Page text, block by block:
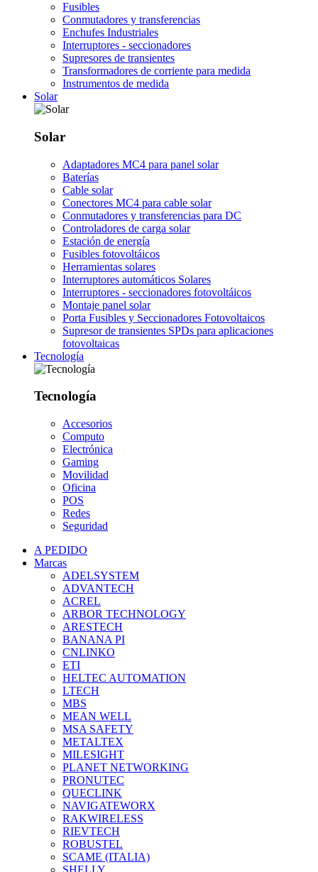
Fusibles
Conmutadores y transferencias
Enchufes Industriales
Interruptores - seccionadores
Supresores de transientes
Transformadores de corriente para medida
Instrumentos de medida
Solar
Solar
Adaptadores MC4 para panel solar
Baterías
Cable solar
Conectores MC4 para cable solar
Conmutadores y transferencias para DC
Controladores de carga solar
Estación de energía
Fusibles fotovoltáicos
Herramientas solares
Interruptores automáticos Solares
Interruptores - seccionadores fotovoltáicos
Montaje panel solar
Porta Fusibles y Seccionadores Fotovoltaicos
Supresor de transientes SPDs para aplicaciones
fotovoltaicas
Tecnología
Tecnología
Accesorios
Computo
Electrónica
Gaming
Movilidad
Oficina
POS
Redes
Seguridad
A PEDIDO
Marcas
ADELSYSTEM
ADVANTECH
ACREL
ARBOR TECHNOLOGY
ARESTECH
BANANA PI
CNLINKO
ETI
HELTEC AUTOMATION
LTECH
MBS
MEAN WELL
MSA SAFETY
METALTEX
MILESIGHT
PLANET NETWORKING
PRONUTEC
QUECLINK
NAVIGATEWORX
RAKWIRELESS
RIEVTECH
ROBUSTEL
SCAME (ITALIA)
SHELLY